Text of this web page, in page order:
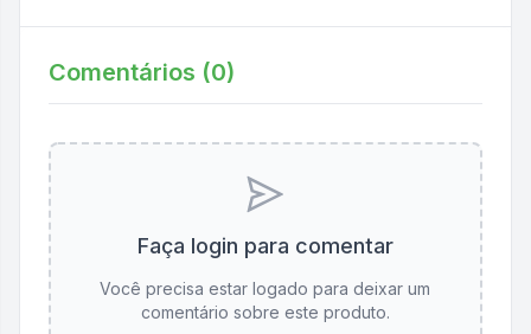
Comentários (0)
Faça login para comentar
Você precisa estar logado para deixar um
comentário sobre este produto.